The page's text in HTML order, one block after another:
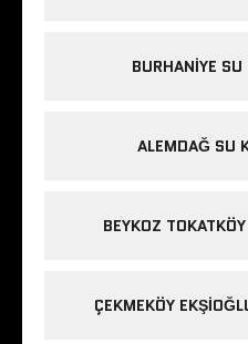
BURHANIYE
ALEMDAĞ SU
BEYKOZ
ÇEKMEKÖY